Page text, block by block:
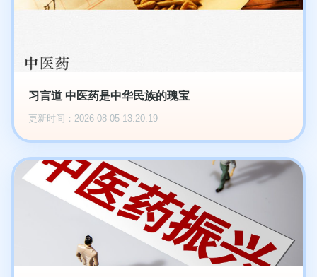
习言道 中医药是中华民族的瑰宝
更新时间：2026-08-05 13:20:19